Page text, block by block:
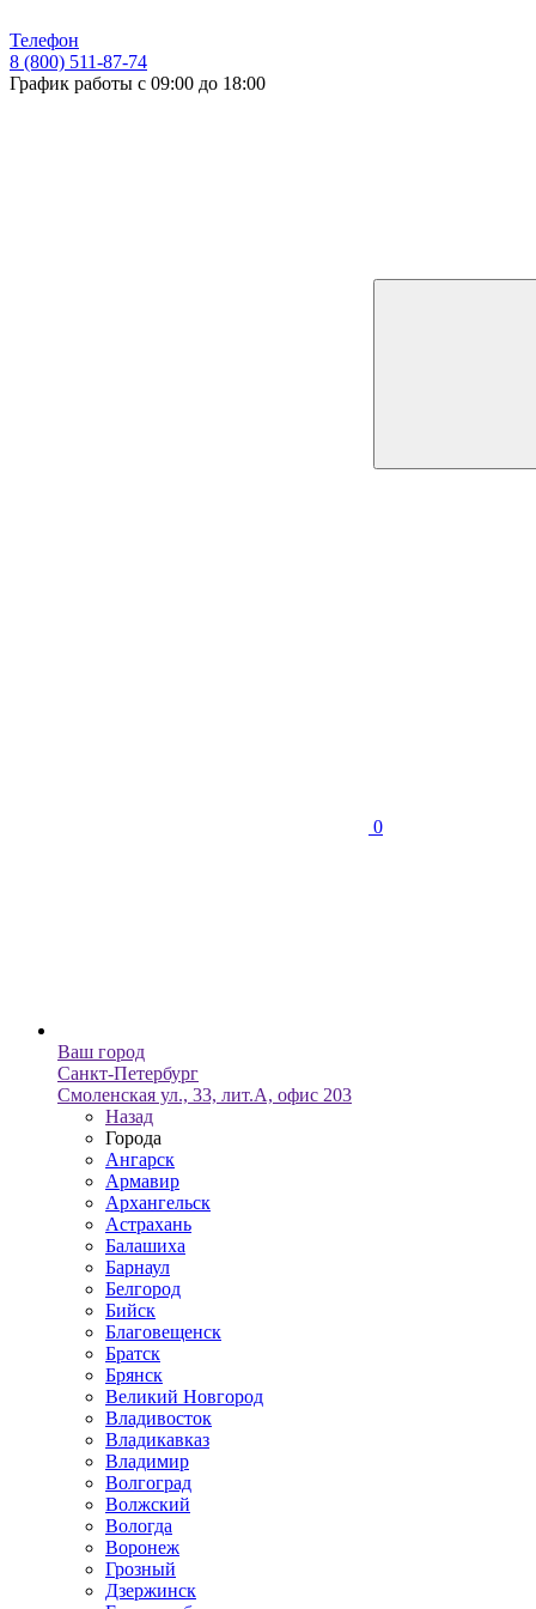
Телефон
8 (800) 511-87-74
График работы с 09:00 до 18:00
0
Ваш город
Санкт-Петербург
Смоленская ул., 33, лит.А, офис 203
Назад
Города
Ангарск
Армавир
Архангельск
Астрахань
Балашиха
Барнаул
Белгород
Бийск
Благовещенск
Братск
Брянск
Великий Новгород
Владивосток
Владикавказ
Владимир
Волгоград
Волжский
Вологда
Воронеж
Грозный
Дзержинск